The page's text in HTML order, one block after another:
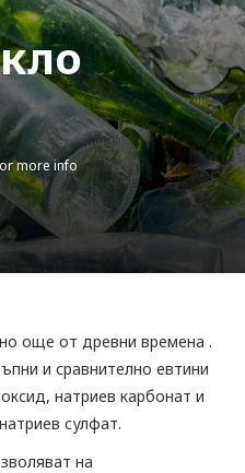
more info
още от древни времена .
и сравнително евтини
натриев карбонат и
сулфат.
на